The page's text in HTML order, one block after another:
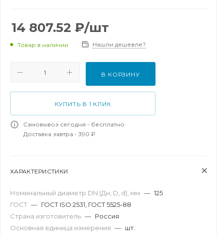
14 807.52 ₽/шт
Товар в наличии Нашли дешевле?
В КОРЗИНУ
КУПИТЬ В 1 КЛИК
Самовывоз сегодня - бесплатно
Доставка завтра - 390 ₽
ХАРАКТЕРИСТИКИ
Номинальный диаметр DN (Дн, D, d), мм — 125
ГОСТ — ГОСТ ISO 2531, ГОСТ 5525-88
Страна изготовитель — Россия
Основная единица измерения — шт.